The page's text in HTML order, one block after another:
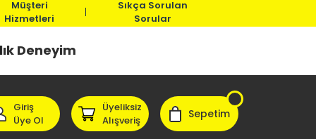
Müşteri
Hizmetleri
Sıkça Sorulan
Sorular
Deneyim
Giriş
Üye Ol
Üyeliksiz
Alışveriş
Sepetim